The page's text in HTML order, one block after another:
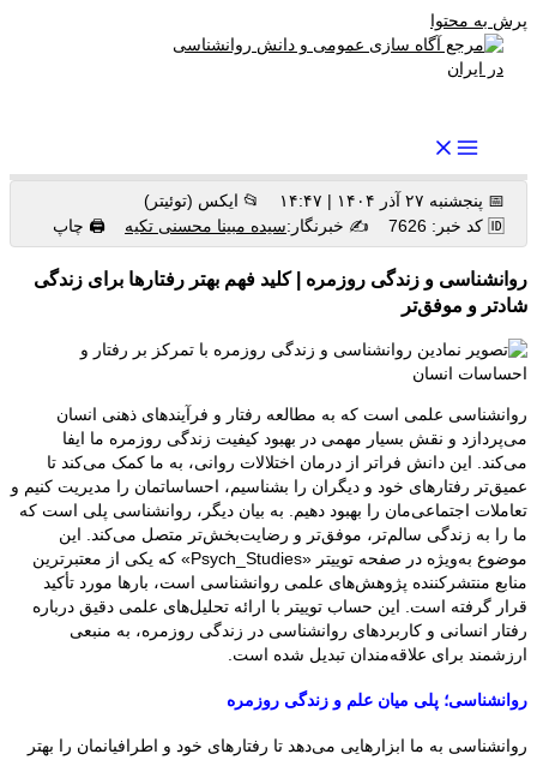
پرش به محتوا
📅 پنجشنبه ۲۷ آذر ۱۴۰۴ | ۱۴:۴۷
📂 ایکس (توئیتر)
🆔 کد خبر: 7626
✍️ خبرنگار:سیده مبینا محسنی تکیه 🖨 چاپ
روانشناسی و زندگی روزمره | کلید فهم بهتر رفتارها برای زندگی
شادتر و موفق‌تر
روانشناسی علمی است که به مطالعه رفتار و فرآیندهای ذهنی انسان
می‌پردازد و نقش بسیار مهمی در بهبود کیفیت زندگی روزمره ما ایفا
می‌کند. این دانش فراتر از درمان اختلالات روانی، به ما کمک می‌کند تا
عمیق‌تر رفتارهای خود و دیگران را بشناسیم، احساساتمان را مدیریت کنیم و
تعاملات اجتماعی‌مان را بهبود دهیم. به بیان دیگر، روانشناسی پلی است که
ما را به زندگی سالم‌تر، موفق‌تر و رضایت‌بخش‌تر متصل می‌کند. این
موضوع به‌ویژه در صفحه توییتر «Psych_Studies» که یکی از معتبرترین
منابع منتشرکننده پژوهش‌های علمی روانشناسی است، بارها مورد تأکید
قرار گرفته است. این حساب توییتر با ارائه تحلیل‌های علمی دقیق درباره
رفتار انسانی و کاربردهای روانشناسی در زندگی روزمره، به منبعی
ارزشمند برای علاقه‌مندان تبدیل شده است.
روانشناسی؛ پلی میان علم و زندگی روزمره
روانشناسی به ما ابزارهایی می‌دهد تا رفتارهای خود و اطرافیانمان را بهتر